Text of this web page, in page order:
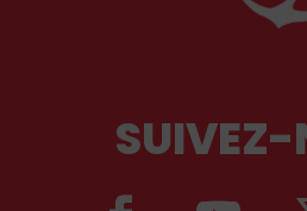
SUIVEZ-